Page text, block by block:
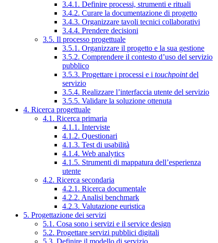
3.4.1. Definire processi, strumenti e rituali
3.4.2. Curare la documentazione di progetto
3.4.3. Organizzare tavoli tecnici collaborativi
3.4.4. Prendere decisioni
3.5. Il processo progettuale
3.5.1. Organizzare il progetto e la sua gestione
3.5.2. Comprendere il contesto d’uso del servizio
pubblico
3.5.3. Progettare i processi e i touchpointdel
servizio
3.5.4. Realizzare l’interfaccia utente del servizio
3.5.5. Validare la soluzione ottenuta
4. Ricerca progettuale
4.1. Ricerca primaria
4.1.1. Interviste
4.1.2. Questionari
4.1.3. Test di usabilità
4.1.4. Web analytics
4.1.5. Strumenti di mappatura dell’esperienza
utente
4.2. Ricerca secondaria
4.2.1. Ricerca documentale
4.2.2. Analisi benchmark
4.2.3. Valutazione euristica
5. Progettazione dei servizi
5.1. Cosa sono i servizi e il service design
5.2. Progettare servizi pubblici digitali
5.3. Definire il modello di servizio